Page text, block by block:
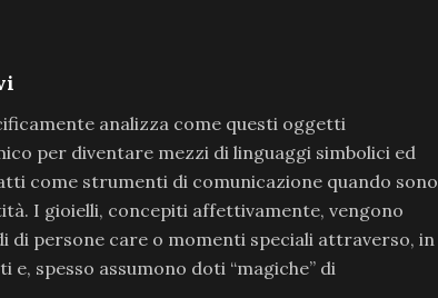
analizza come questi oggetti
per diventare mezzi di linguaggi simbolici ed
come strumenti di comunicazione quando sono
I gioielli, concepiti affettivamente, vengono
di persone care o momenti speciali attraverso, in
spesso assumono doti “magiche” di